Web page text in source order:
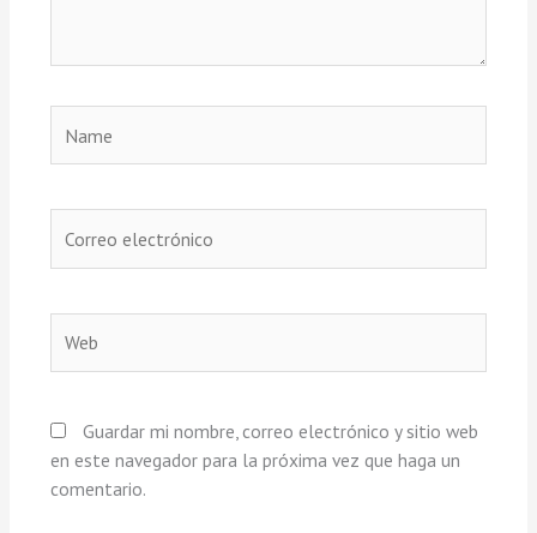
electrónico
Guardar mi nombre, correo electrónico y sitio web
en este navegador para la próxima vez que haga un
comentario.